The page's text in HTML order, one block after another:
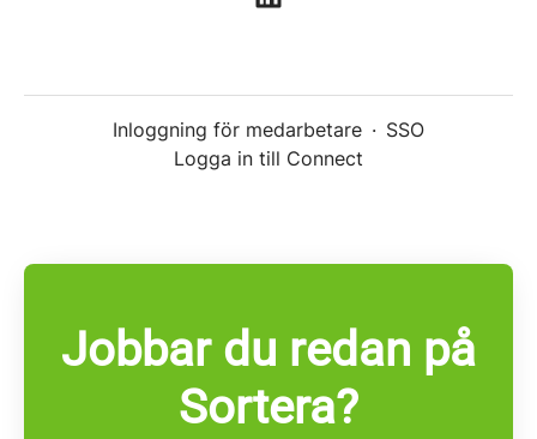
Inloggning för medarbetare · SSO
Logga in till Connect
Jobbar du redan på
Sortera?